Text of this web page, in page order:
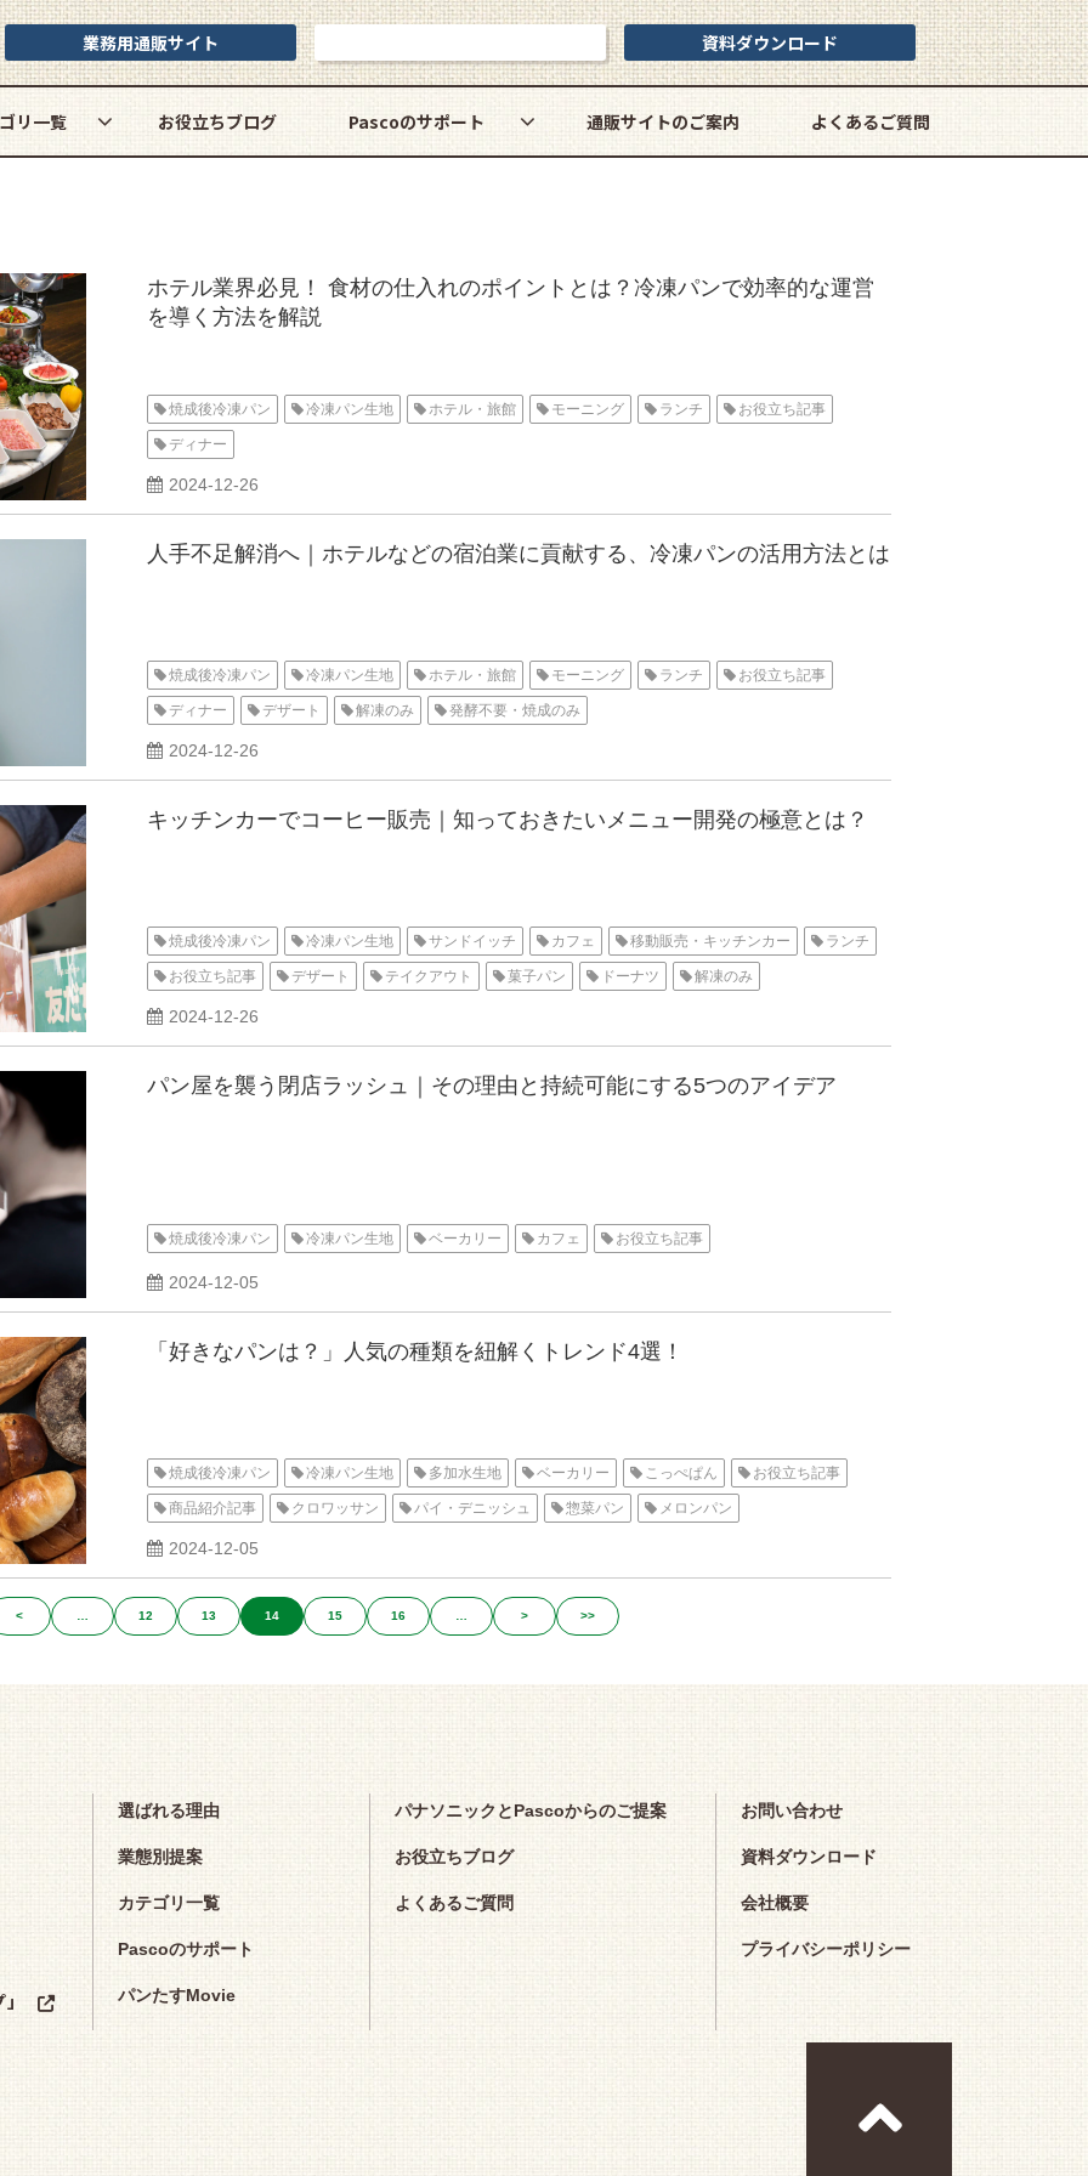
業務用通販サイト 資料ダウンロード
リ一覧 お役立ちブログ Pascoのサポート 通販サイトのご案内 よくあるご質問
ホテル業界必見！ 食材の仕入れのポイントとは？冷凍パンで効率的な運営
を導く方法を解説
焼成後冷凍パン 冷凍パン生地 ホテル・旅館 モーニング ランチ お役立ち記事
ディナー
2024-12-26
人手不足解消へ｜ホテルなどの宿泊業に貢献する、冷凍パンの活用方法とは
焼成後冷凍パン 冷凍パン生地 ホテル・旅館 モーニング ランチ お役立ち記事
ディナー デザート 解凍のみ 発酵不要・焼成のみ
2024-12-26
キッチンカーでコーヒー販売｜知っておきたいメニュー開発の極意とは？
焼成後冷凍パン 冷凍パン生地 サンドイッチ カフェ 移動販売・キッチンカー ランチ
お役立ち記事 デザート テイクアウト 菓子パン ドーナツ 解凍のみ
2024-12-26
パン屋を襲う閉店ラッシュ｜その理由と持続可能にする5つのアイデア
焼成後冷凍パン 冷凍パン生地 ベーカリー カフェ お役立ち記事
2024-12-05
「好きなパンは？」人気の種類を紐解くトレンド4選！
焼成後冷凍パン 冷凍パン生地 多加水生地 ベーカリー こっぺぱん お役立ち記事
商品紹介記事 クロワッサン パイ・デニッシュ 惣菜パン メロンパン
2024-12-05
< 12 13 14 15 16 > >>
選ばれる理由
業態別提案
カテゴリ一覧
Pascoのサポート
パンたすMovie
パナソニックとPascoからのご提案
お役立ちブログ
よくあるご質問
お問い合わせ
資料ダウンロード
会社概要
プライバシーポリシー